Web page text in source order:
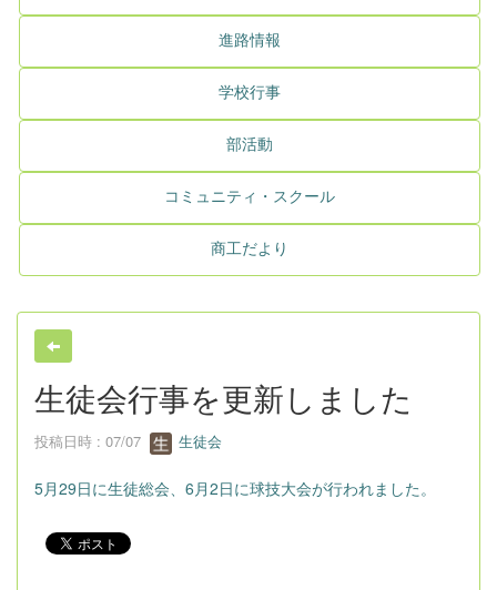
進路情報
学校行事
部活動
コミュニティ・スクール
商工だより
生徒会行事を更新しました
投稿日時 : 07/07 生徒会
5月29日に生徒総会、6月2日に球技大会が行われました。